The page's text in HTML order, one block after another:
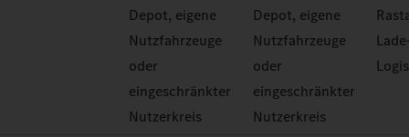
Depot, eigene
Nutzfahrzeuge
oder
eingeschränkter
Nutzerkreis
Depot, eigene
Nutzfahrzeuge
oder
eingeschränkter
Nutzerkreis